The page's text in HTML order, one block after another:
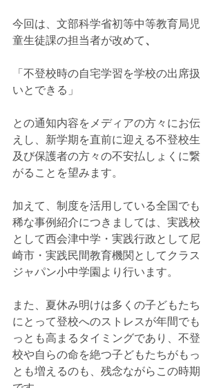
今回は、文部科学省初等中等教育局児
童生徒課の担当者が改めて、
「不登校時の自宅学習を学校の出席扱
いとできる」
との通知内容をメディアの方々にお伝
えし、新学期を直前に迎える不登校生
及び保護者の方々の不安払しょくに繋
がることを望みます。
加えて、制度を活用している全国でも
稀な事例紹介につきましては、実践校
として西会津中学・実践行政として尼
崎市・実践民間教育機関としてクラス
ジャパン小中学園より行います。
また、夏休み明けは多くの子どもたち
にとって登校へのストレスが年間でも
っとも高まるタイミングであり、不登
校や自らの命を絶つ子どもたちがもっ
とも増えるのも、残念ながらこの時期